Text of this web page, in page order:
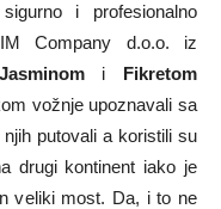
i profesionalno
Company d.o.o. iz
Jasminomi Fikretom
vožnje upoznavali sa
putovali a koristili su
drugi kontinent iako je
veliki most. Da, i to ne